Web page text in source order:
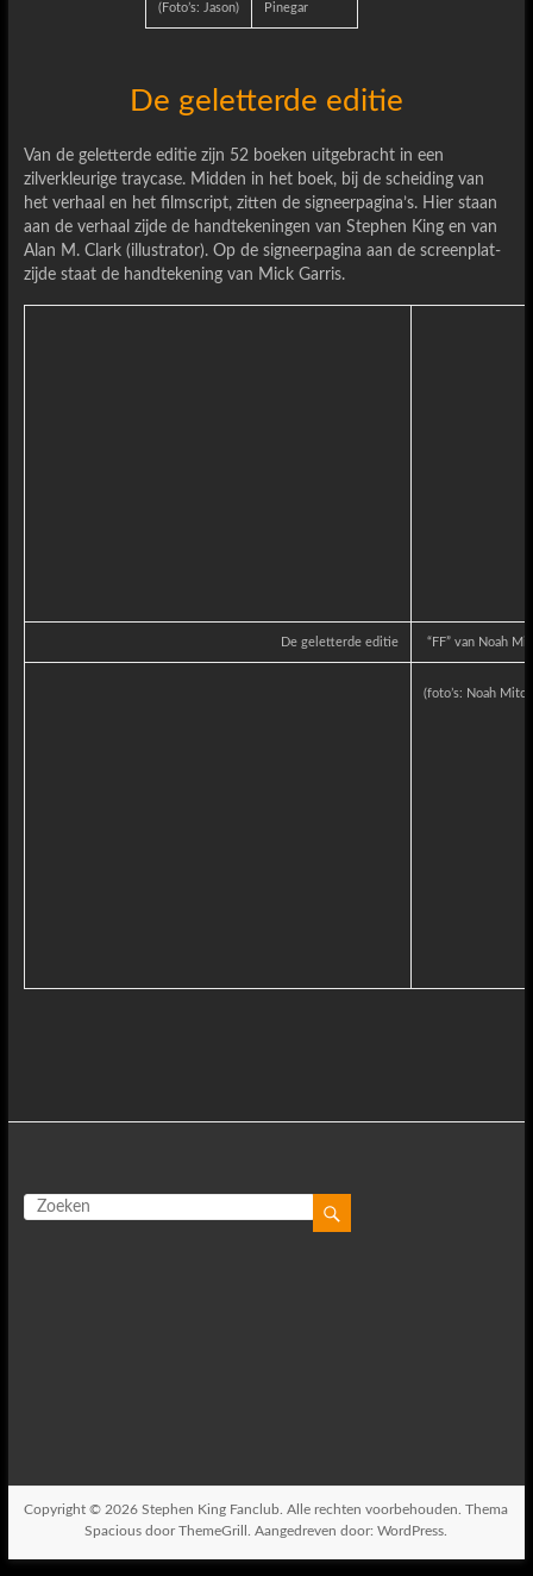
(Foto’s: Jason) Pinegar
De geletterde editie
Van de geletterde editie zijn 52 boeken uitgebracht in een
zilverkleurige traycase. Midden in het boek, bij de scheiding van
het verhaal en het filmscript, zitten de signeerpagina’s. Hier staan
aan de verhaal zijde de handtekeningen van Stephen King en van
Alan M. Clark (illustrator). Op de signeerpagina aan de screenplat-
zijde staat de handtekening van Mick Garris.
De geletterde editie “FF” van Noah
(foto’s: Noah
Copyright © 2026Stephen King Fanclub . Alle rechten voorbehouden. Thema
Spacious door ThemeGrill. Aangedreven door:WordPress